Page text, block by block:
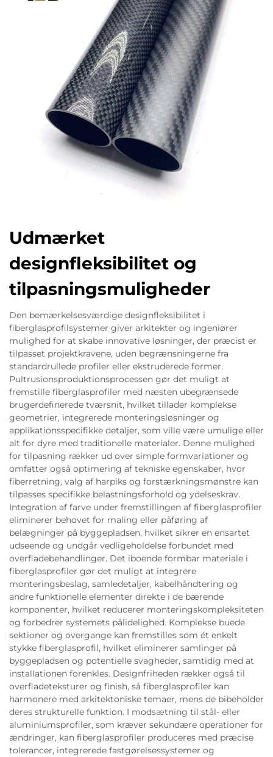
Udmærket
designfleksibilitet og
tilpasningsmuligheder
Den bemærkelsesværdige designfleksibilitet i
fiberglasprofilsystemer giver arkitekter og ingeniører
mulighed for at skabe innovative løsninger, der præcist er
tilpasset projektkravene, uden begrænsningerne fra
standardrullede profiler eller ekstruderede former.
Pultrusionsproduktionsprocessen gør det muligt at
fremstille fiberglasprofiler med næsten ubegrænsede
brugerdefinerede tværsnit, hvilket tillader komplekse
geometrier, integrerede monteringsløsninger og
applikationsspecifikke detaljer, som ville være umulige eller
alt for dyre med traditionelle materialer. Denne mulighed
for tilpasning rækker ud over simple formvariationer og
omfatter også optimering af tekniske egenskaber, hvor
fiberretning, valg af harpiks og forstærkningsmønstre kan
tilpasses specifikke belastningsforhold og ydelseskrav.
Integration af farve under fremstillingen af fiberglasprofiler
eliminerer behovet for maling eller påføring af
belægninger på byggepladsen, hvilket sikrer en ensartet
udseende og undgår vedligeholdelse forbundet med
overfladebehandlinger. Det iboende formbar materiale i
fiberglasprofiler gør det muligt at integrere
monteringsbeslag, samledetaljer, kabelhåndtering og
andre funktionelle elementer direkte i de bærende
komponenter, hvilket reducerer monteringskompleksiteten
og forbedrer systemets pålidelighed. Komplekse buede
sektioner og overgange kan fremstilles som ét enkelt
stykke fiberglasprofil, hvilket eliminerer samlinger på
byggepladsen og potentielle svagheder, samtidig med at
installationen forenkles. Designfriheden rækker også til
overfladeteksturer og finish, så fiberglasprofiler kan
harmonere med arkitektoniske temaer, mens de bibeholder
deres strukturelle funktion. I modsætning til stål- eller
aluminiumsprofiler, som kræver sekundære operationer for
ændringer, kan fiberglasprofiler produceres med præcise
tolerancer, integrerede fastgørelsessystemer og